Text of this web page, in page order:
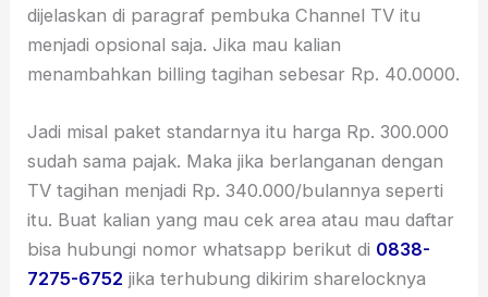
dijelaskan di paragraf pembuka Channel TV itu
menjadi opsional saja. Jika mau kalian
menambahkan billing tagihan sebesar Rp. 40.0000.
Jadi misal paket standarnya itu harga Rp. 300.000
sudah sama pajak. Maka jika berlanganan dengan
TV tagihan menjadi Rp. 340.000/bulannya seperti
itu. Buat kalian yang mau cek area atau mau daftar
bisa hubungi nomor whatsapp berikut di 0838-
7275-6752 jika terhubung dikirim sharelocknya